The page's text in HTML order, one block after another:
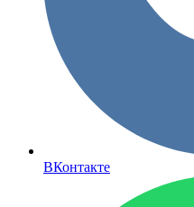
ВКонтакте